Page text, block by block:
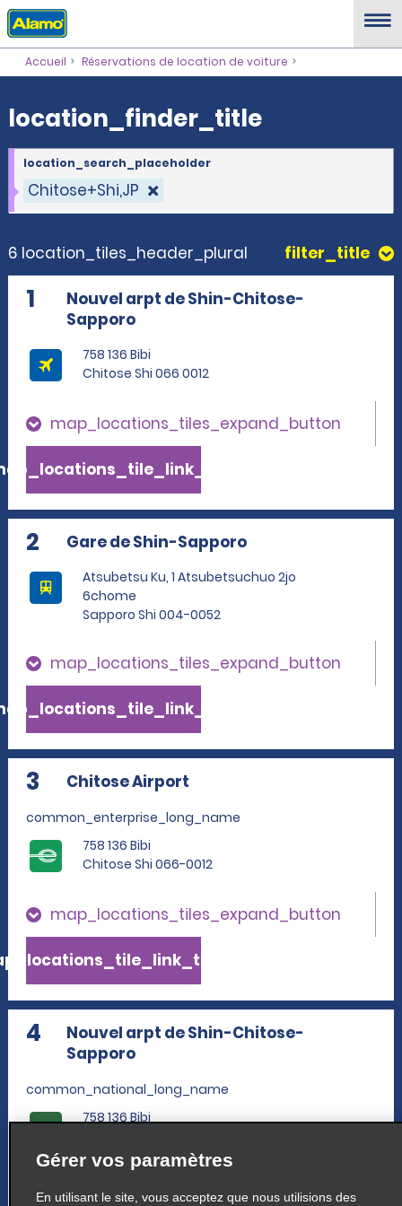
location_finder_title
Accueil Réservations de location de voiture
location_finder_title
Chitose+Shi,JP
location_search_placeholder
6 location_tiles_header_plural filter_title
1
Nouvel arpt de Shin-Chitose-
Sapporo
758 136 Bibi
Chitose Shi 066 0012
map_locations_tiles_expand_button
2 Gare de Shin-Sapporo
Atsubetsu Ku, 1 Atsubetsuchuo 2jo
6chome
Sapporo Shi 004-0052
map_locations_tiles_expand_button
3 Chitose Airport
common_enterprise_long_name
758 136 Bibi
Chitose Shi 066-0012
map_locations_tiles_expand_button
4
Nouvel arpt de Shin-Chitose-
Sapporo
common_national_long_name
758 136 Bibi
Gérer vos paramètres
En utilisant le site, vous acceptez que nous utilisions des